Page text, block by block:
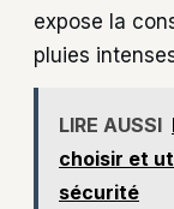
expose la
pluies
LIRE AUSSI
choisir et
sécurité